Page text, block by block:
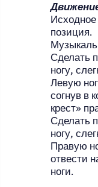
позиция.
Сделать
ногу,
Левую
согнув в
крест»
Сделать
ногу,
Правую
отвести
ноги.